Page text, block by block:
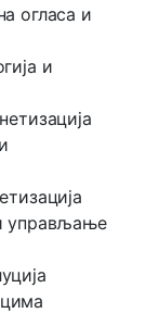
огласа и
и
управљање